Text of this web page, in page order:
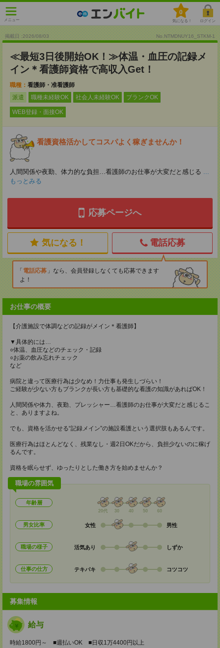
メニュー
0
気になる！ ログイン
掲載日 :2026/08/03 No.NTMDNUY16_STKM-1
≪最短3日後開始OK！≫体温・血圧の記録メ
イン＊看護師資格で高収入Get！
職種： 看護師・准看護師
派遣
職種未経験OK 社会人未経験OK ブランクOK
WEB登録・面接OK
看護資格活かしてコスパよく稼ぎませんか！
人間関係や夜勤、体力的な負担…看護師のお仕事が大変だと感じる ...
もっとみる
応募ページへ
気になる！ 電話応募
電話応募
なら、会員登録しなくても応募できます
よ！
お仕事の概要
【介護施設で体調などの記録がメイン＊看護師】
▼具体的には…
○体温、血圧などのチェック・記録
○お薬の飲み忘れチェック
など
病院と違って医療行為は少なめ！力仕事も発生しづらい！
ご経験が少ない方もブランクが長い方も基礎的な看護の知識があればOK！
人間関係や体力、夜勤、プレッシャー…看護師のお仕事が大変だと感じるこ
と、ありますよね。
でも、資格を活かせる“記録メイン”の施設看護という選択肢もあるんです。
医療行為はほとんどなく、残業なし・週2日OKだから、負担少ないのに稼げ
るんです。
資格を眠らせず、ゆったりとした働き方を始めませんか？
職場の雰囲気
年齢層
20代 30 40 50 60
男女比率 女性 男性
職場の様子 活気あり しずか
仕事の仕方 テキパキ コツコツ
募集情報
給与
時給1800円～ ■週払いOK ■日収1万4400円以上